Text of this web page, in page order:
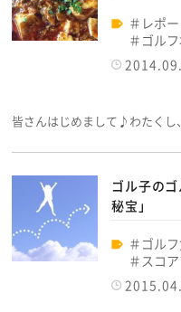
レポ
ゴル
皆さんはじめまして♪わたく
ゴル子の
秘宝」
ゴル
スコ